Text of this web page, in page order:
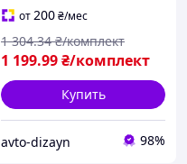
от200₴/мес
1 199.99₴/комплект
1 304.34 ₴/комплект
Купить
avto-dizayn 98%